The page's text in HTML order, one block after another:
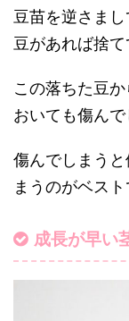
豆苗を逆さま
豆があれば捨て
この落ちた豆
おいても傷んで
傷んでしまう
まうのがベスト
成長が早い